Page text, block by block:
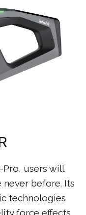
Pro, users will
before. Its
technologies
force effects